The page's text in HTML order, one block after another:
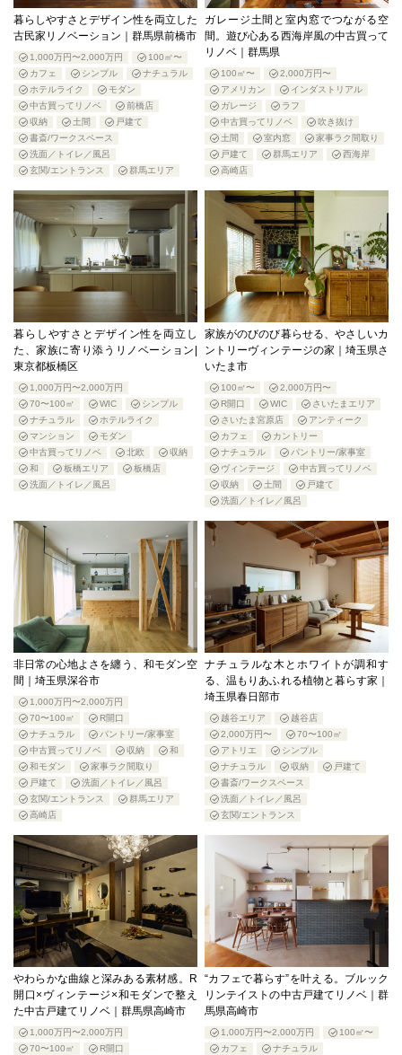
暮らしやすさとデザイン性を両立した
古民家リノベーション｜群馬県前橋市
1,000万円〜2,000万円
100㎡〜
カフェ
シンプル
ナチュラル
ホテルライク
モダン
中古買ってリノベ
前橋店
収納
土間
戸建て
書斎/ワークスペース
洗面／トイレ／風呂
玄関/エントランス
群馬エリア
ガレージ土間と室内窓でつながる空
間。遊び心ある西海岸風の中古買って
リノベ｜群馬県
100㎡〜
2,000万円〜
アメリカン
インダストリアル
ガレージ
ラフ
中古買ってリノベ
吹き抜け
土間
室内窓
家事ラク間取り
戸建て
群馬エリア
西海岸
高崎店
暮らしやすさとデザイン性を両立し
た、家族に寄り添うリノベーション|
東京都板橋区
1,000万円〜2,000万円
70〜100㎡
WIC
シンプル
ナチュラル
ホテルライク
マンション
モダン
中古買ってリノベ
北欧
収納
和
板橋エリア
板橋店
洗面／トイレ／風呂
家族がのびのび暮らせる、やさしいカ
ントリーヴィンテージの家｜埼玉県さ
いたま市
100㎡〜
2,000万円〜
R開口
WIC
さいたまエリア
さいたま宮原店
アンティーク
カフェ
カントリー
ナチュラル
パントリー/家事室
ヴィンテージ
中古買ってリノベ
収納
土間
戸建て
洗面／トイレ／風呂
非日常の心地よさを纏う、和モダン空
間｜埼玉県深谷市
1,000万円〜2,000万円
70〜100㎡
R開口
ナチュラル
パントリー/家事室
中古買ってリノベ
収納
和
和モダン
家事ラク間取り
戸建て
洗面／トイレ／風呂
玄関/エントランス
群馬エリア
高崎店
ナチュラルな木とホワイトが調和す
る、温もりあふれる植物と暮らす家｜
埼玉県春日部市
越谷エリア
越谷店
2,000万円〜
70〜100㎡
アトリエ
シンプル
ナチュラル
収納
戸建て
書斎/ワークスペース
洗面／トイレ／風呂
玄関/エントランス
やわらかな曲線と深みある素材感。R
開口×ヴィンテージ×和モダンで整え
た中古戸建てリノベ｜群馬県高崎市
1,000万円〜2,000万円
70〜100㎡
R開口
“カフェで暮らす”を叶える。ブルック
リンテイストの中古戸建てリノベ｜群
馬県高崎市
1,000万円〜2,000万円
100㎡〜
カフェ
ナチュラル